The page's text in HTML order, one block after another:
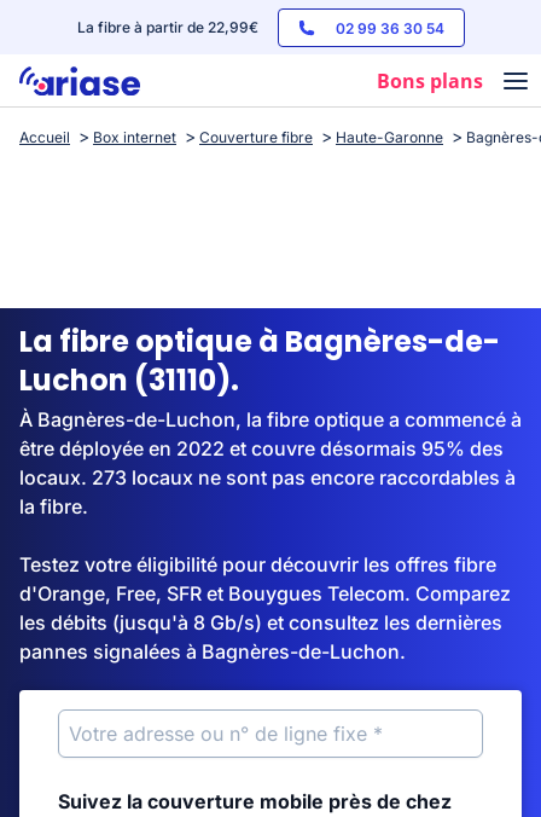
La fibre à partir de 22,99€ 02 99 36 30 54
Bons plans
Box internet
Streaming
Accueil Box internet Couverture fibre Haute-Garonne
La fibre optique à Bagnères-de-
Luchon (31110).
À Bagnères-de-Luchon, la fibre optique a commencé à
être déployée en 2022 et couvre désormais 95% des
locaux. 273 locaux ne sont pas encore raccordables à
la fibre.
Testez votre éligibilité pour découvrir les offres fibre
d'Orange, Free, SFR et Bouygues Telecom. Comparez
les débits (jusqu'à 8 Gb/s) et consultez les dernières
pannes signalées à Bagnères-de-Luchon.
Suivez la couverture mobile près de chez